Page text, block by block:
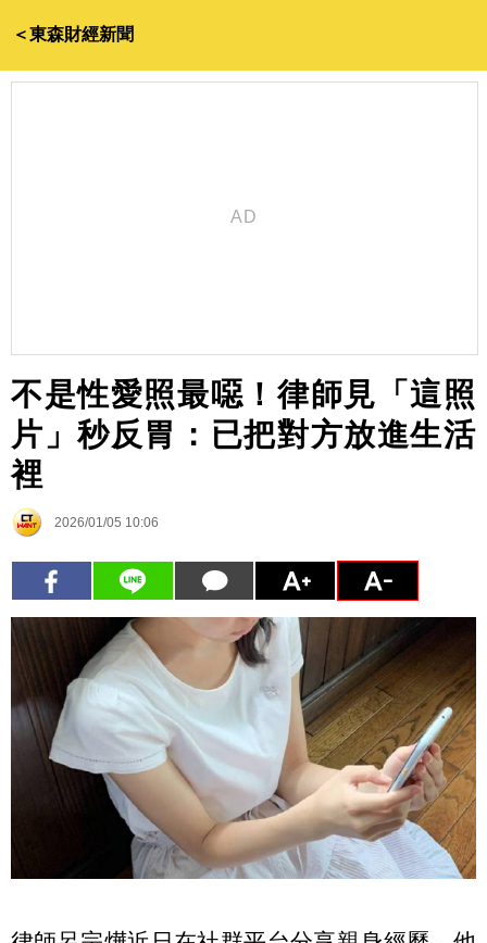
＜東森財經新聞
不是性愛照最噁！律師見「這照
片」秒反胃：已把對方放進生活
裡
2026/01/05 10:06